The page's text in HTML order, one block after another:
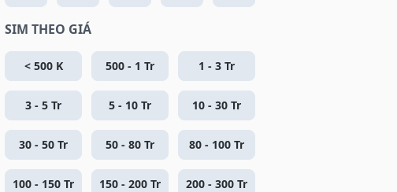
SIM THEO GIÁ
< 500 K 500 - 1 Tr 1 - 3 Tr
3 - 5 Tr 5 - 10 Tr 10 - 30 Tr
30 - 50 Tr 50 - 80 Tr 80 - 100 Tr
100 - 150 Tr 150 - 200 Tr 200 - 300 Tr